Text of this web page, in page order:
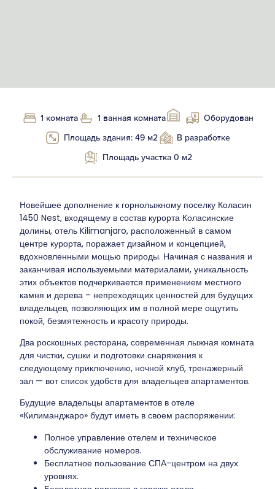
1 комната 1 ванная комната
Оборудован
Площадь здания: 49 м2
В разработке
Площадь участка 0 м2
Новейшее дополнение к горнолыжному поселку Коласин
1450 Nest, входящему в состав курорта Коласинские
долины, отель Kilimanjaro, расположенный в самом
центре курорта, поражает дизайном и концепцией,
вдохновленными мощью природы. Начиная с названия и
заканчивая используемыми материалами, уникальность
этих объектов подчеркивается применением местного
камня и дерева – непреходящих ценностей для будущих
владельцев, позволяющих им в полной мере ощутить
покой, безмятежность и красоту природы.
Два роскошных ресторана, современная лыжная комната
для чистки, сушки и подготовки снаряжения к
следующему приключению, ночной клуб, тренажерный
зал — вот список удобств для владельцев апартаментов.
Будущие владельцы апартаментов в отеле
«Килиманджаро» будут иметь в своем распоряжении:
Полное управление отелем и техническое
обслуживание номеров.
Бесплатное пользование СПА-центром на двух
уровнях.